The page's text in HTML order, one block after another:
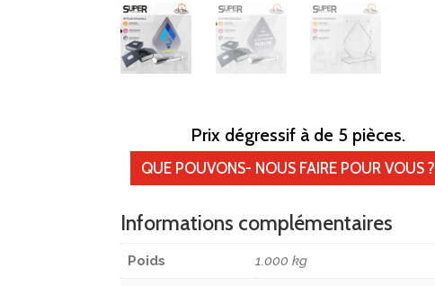
Prix dégressif à de 5 pièces.
QUE POUVONS- NOUS FAIRE POUR VOUS ?
Informations complémentaires
Poids 1.000 kg